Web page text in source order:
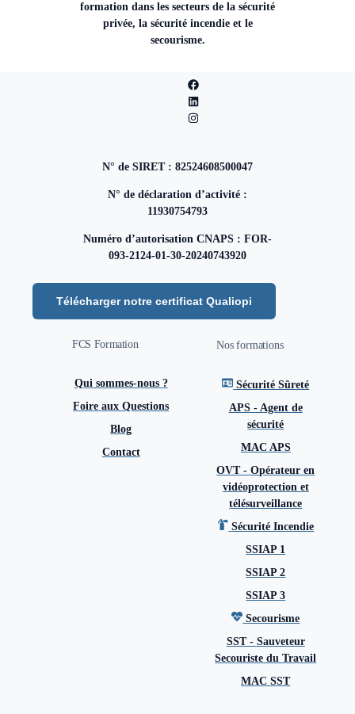
formation dans les secteurs de la sécurité
privée, la sécurité incendie et le
secourisme.
N° de SIRET : 82524608500047
N° de déclaration d’activité :
11930754793
Numéro d’autorisation CNAPS : FOR-
093-2124-01-30-20240743920
Télécharger notre certificat Qualiopi
FCS Formation
Qui sommes-nous ?
Foire aux Questions
Blog
Contact
Nos formations
Sécurité Sûreté
APS - Agent de
sécurité
MAC APS
OVT - Opérateur en
vidéoprotection et
télésurveillance
Sécurité Incendie
SSIAP 1
SSIAP 2
SSIAP 3
Secourisme
SST - Sauveteur
Secouriste du Travail
MAC SST